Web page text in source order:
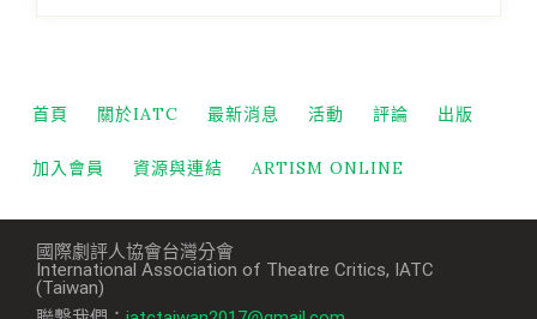
首頁 關於IATC 最新消息 活動 評論 出版
加入會員 資源與連結 ARTISM ONLINE
國際劇評人協會台灣分會
International Association of Theatre Critics, IATC
(Taiwan)